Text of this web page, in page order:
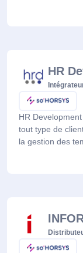
HR
HR
tout type de
la gestion des